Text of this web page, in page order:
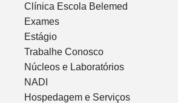
Clínica Escola Belemed
Exames
Estágio
Trabalhe Conosco
Núcleos e Laboratórios
NADI
Hospedagem e Serviços